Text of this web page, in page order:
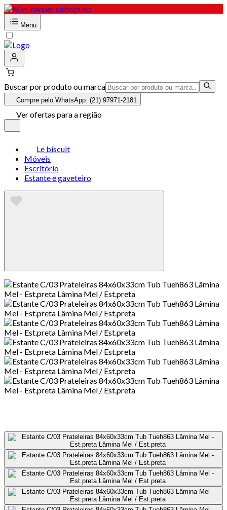
Menu
Buscar por produto ou marca
Compre pelo WhatsApp: (21) 97971-2181
Ver ofertas para a região
Le biscuit
Móveis
Escritório
Estante e gaveteiro